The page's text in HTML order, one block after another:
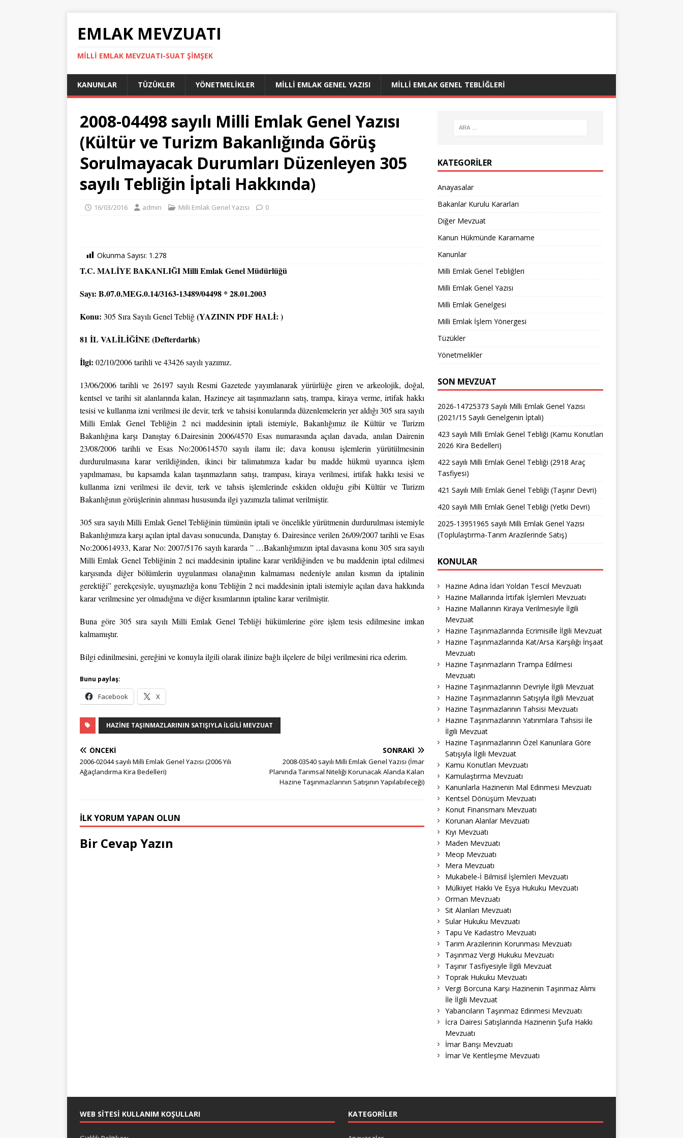
EMLAK MEVZUATI
MILLI EMLAK MEVZUATI-SUAT ŞİMŞEK
KANUNLAR TÜZÜKLER YÖNETMELIKLER MILLI EMLAK GENEL YAZISI MILLI EMLAK GENEL TEBLIĞLERI
2008-04498 sayılı Milli Emlak Genel Yazısı
(Kültür ve Turizm Bakanlığında Görüş
Sorulmayacak Durumları Düzenleyen 305
sayılı Tebliğin İptali Hakkında)
16/03/2016 admin Milli Emlak Genel Yazısı 0
Okunma Sayısı: 1.278
T.C.MALİYE BAKANLIĞI Milli Emlak Genel Müdürlüğü
Sayı: B.07.0.MEG.0.14/3163-13489/04498 * 28.01.2003
Konu: 305 Sıra Sayılı Genel Tebliğ(YAZININ PDF HALİ: )
81 İLVALİLİĞİNE (Defterdarlık)
İlgi: 02/10/2006 tarihli ve 43426 sayılı yazımız.
13/06/2006 tarihli ve 26197 sayılı Resmi Gazetede yayımlanarak yürürlüğe giren ve arkeolojik, doğal,
kentsel ve tarihi sit alanlarında kalan, Hazineye ait taşınmazların satış, trampa, kiraya verme, irtifak hakkı
tesisi ve kullanma izni verilmesi ile devir, terk ve tahsisi konularında düzenlemelerin yer aldığı 305 sıra sayılı
Milli Emlak Genel Tebliğin 2 nci maddesinin iptali istemiyle, Bakanlığımız ile Kültür ve Turizm
Bakanlığına karşı Danıştay 6.Dairesinin 2006/4570 Esas numarasında açılan davada, anılan Dairenin
23/08/2006 tarihli ve Esas No:200614570 sayılı ilamı ile; dava konusu işlemlerin yürütülmesinin
durdurulmasına karar verildiğinden, ikinci bir talimatımıza kadar bu madde hükmü uyarınca işlem
yapılmaması, bu kapsamda kalan taşınmazların satışı, trampası, kiraya verilmesi, irtifak hakkı tesisi ve
kullanma izni verilmesi ile devir, terk ve tahsis işlemlerinde eskiden olduğu gibi Kültür ve Turizm
Bakanlığının görüşlerinin alınması hususunda ilgi yazımızla talimat verilmiştir.
305 sıra sayılı Milli Emlak Genel Tebliğinin tümünün iptali ve öncelikle yürütmenin durdurulması istemiyle
Bakanlığımıza karşı açılan iptal davası sonucunda, Danıştay 6. Dairesince verilen 26/09/2007 tarihli ve Esas
No:200614933, Karar No: 2007/5176 sayılı kararda ” …Bakanlığımızın iptal davasına konu 305 sıra sayılı
Milli Emlak Genel Tebliğinin 2 nci maddesinin iptaline karar verildiğinden ve bu maddenin iptal edilmesi
karşısında diğer bölümlerin uygulanması olanağının kalmaması nedeniyle anılan kısmın da iptalinin
gerektiği” gerekçesiyle, uyuşmazlığa konu Tebliğin 2 nci maddesinin iptali istemiyle açılan dava hakkında
karar verilmesine yer olmadığına ve diğer kısımlarının iptaline karar verilmiştir.
Buna göre 305 sıra sayılı Milli Emlak Genel Tebliği hükümlerine göre işlem tesis edilmesine imkan
kalmamıştır.
Bilgi edinilmesini, gereğini ve konuyla ilgili olarak ilinize bağlı ilçelere de bilgi verilmesini rica ederim.
Bunu paylaş:
Facebook X
HAZINE TAŞINMAZLARININ SATIŞIYLA İLGILI MEVZUAT
ÖNCEKI
2006-02044 sayılı Milli Emlak Genel Yazısı (2006 Yılı
Ağaçlandırma Kira Bedelleri)
SONRAKI
2008-03540 sayılı Milli Emlak Genel Yazısı (İmar
Planında Tarımsal Niteliği Korunacak Alanda Kalan
Hazine Taşınmazlarının Satışının Yapılabileceği)
İLK YORUM YAPAN OLUN
Bir Cevap Yazın
KATEGORILER
Anayasalar
Bakanlar Kurulu Kararları
Diğer Mevzuat
Kanun Hükmünde Kararname
Kanunlar
Milli Emlak Genel Tebliğleri
Milli Emlak Genel Yazısı
Milli Emlak Genelgesi
Milli Emlak İşlem Yönergesi
Tüzükler
Yönetmelikler
SON MEVZUAT
2026-14725373 Sayılı Milli Emlak Genel Yazısı
(2021/15 Sayılı Genelgenin İptali)
423 sayılı Milli Emlak Genel Tebliği (Kamu Konutları
2026 Kira Bedelleri)
422 sayılı Milli Emlak Genel Tebliği (2918 Araç
Tasfiyesi)
421 Sayılı Milli Emlak Genel Tebliği (Taşınır Devri)
420 sayılı Milli Emlak Genel Tebliği (Yetki Devri)
2025-13951965 sayılı Milli Emlak Genel Yazısı
(Toplulaştırma-Tarım Arazilerinde Satış)
KONULAR
Hazine Adına İdari Yoldan Tescil Mevzuatı
Hazine Mallarında İrtifak İşlemleri Mevzuatı
Hazine Mallarının Kiraya Verilmesiyle İlgili
Mevzuat
Hazine Taşınmazlarında Ecrimisille İlgili Mevzuat
Hazine Taşınmazlarında Kat/Arsa Karşılığı İnşaat
Mevzuatı
Hazine Taşınmazların Trampa Edilmesi
Mevzuatı
Hazine Taşınmazlarının Devriyle İlgili Mevzuat
Hazine Taşınmazlarının Satışıyla İlgili Mevzuat
Hazine Taşınmazlarının Tahsisi Mevzuatı
Hazine Taşınmazlarının Yatırımlara Tahsisi İle
İlgili Mevzuat
Hazine Taşınmazlarının Özel Kanunlara Göre
Satışıyla İlgili Mevzuat
Kamu Konutları Mevzuatı
Kamulaştırma Mevzuatı
Kanunlarla Hazinenin Mal Edinmesi Mevzuatı
Kentsel Dönüşüm Mevzuatı
Konut Finansmanı Mevzuatı
Korunan Alanlar Mevzuatı
Kıyı Mevzuatı
Maden Mevzuatı
Meop Mevzuatı
Mera Mevzuatı
Mukabele-İ Bilmisil İşlemleri Mevzuatı
Mülkiyet Hakkı Ve Eşya Hukuku Mevzuatı
Orman Mevzuatı
Sit Alanları Mevzuatı
Sular Hukuku Mevzuatı
Tapu Ve Kadastro Mevzuatı
Tarım Arazilerinin Korunması Mevzuatı
Taşınmaz Vergi Hukuku Mevzuatı
Taşınır Tasfiyesiyle İlgili Mevzuat
Toprak Hukuku Mevzuatı
Vergi Borcuna Karşı Hazinenin Taşınmaz Alımı
İle İlgili Mevzuat
Yabancıların Taşınmaz Edinmesi Mevzuatı
İcra Dairesi Satışlarında Hazinenin Şufa Hakkı
Mevzuatı
İmar Barışı Mevzuatı
İmar Ve Kentleşme Mevzuatı
WEB SITESI KULLANIM KOŞULLARI KATEGORILER